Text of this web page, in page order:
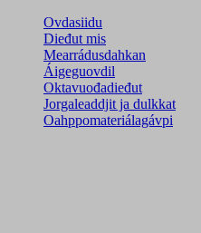
Ovdasiidu
Dieđut mis
Mearrádusdahkan
Áigeguovdil
Oktavuođadieđut
Jorgaleaddjit ja dulkkat
Oahppomateriálagávpi